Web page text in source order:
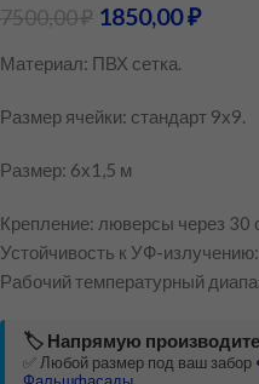
7500,00₽ 1850,00₽
Материал: ПВХ сетка.
Размер ячейки: стандарт 9х9.
Размер: 6х1,5 м
Крепление: люверсы через 30
Устойчивость к УФ-
Рабочий температурный
🏷️ Напрямую
✅ Любой размер под ваш забор